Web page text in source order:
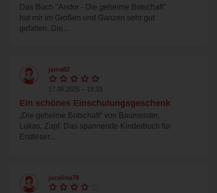
Das Buch "Andor - Die geheime Botschaft"
hat mir im Großen und Ganzen sehr gut
gefallen. Die...
jama82
17.08.2025 – 19:33
Ein schönes Einschulungsgeschenk
„Die geheime Botschaft“ von Baumeister,
Lukas, Zapf. Das spannende Kinderbuch für
Erstleser...
joceline78